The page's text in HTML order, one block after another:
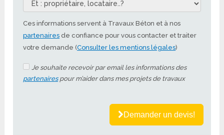
Ces informations servent à Travaux Béton et à nos
partenaires de confiance pour vous contacter et traiter
votre demande (Consulter les mentions légales)
Je souhaite recevoir par email les informations des
partenairespour m’aider dans mes projets de travaux
Demander un devis!